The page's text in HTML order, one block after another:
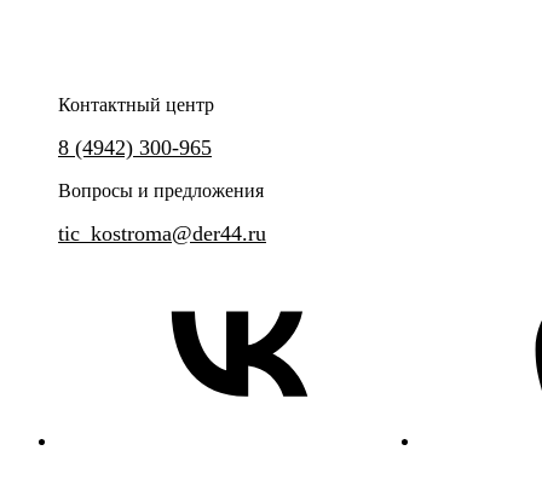
Познакомьтесь с Костромой и её
историей
Контактный центр
8 (4942) 300-965
Вопросы и предложения
tic_kostroma@der44.ru